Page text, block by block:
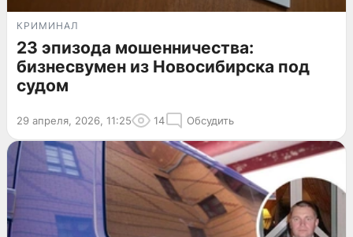
КРИМИНАЛ
23 эпизода мошенничества:
бизнесвумен из Новосибирска под
судом
29 апреля, 2026, 11:25 14 Обсудить